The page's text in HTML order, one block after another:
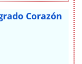
Corazón